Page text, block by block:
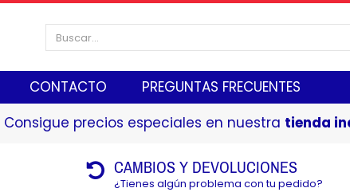
CONTACTO PREGUNTAS FRECUENTES
Consigue precios especiales en nuestra tienda
CAMBIOS Y DEVOLUCIONES
¿Tienes algún problema con tu pedido?